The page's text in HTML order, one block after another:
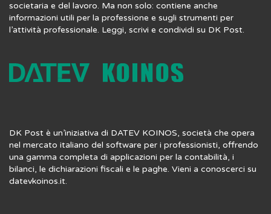
societaria e del lavoro. Ma non solo: contiene anche
informazioni utili per la professione e sugli strumenti per
l’attività professionale. Leggi, scrivi e condividi su DK Post.
DK Post è un’iniziativa di DATEV KOINOS, società che opera
nel mercato italiano del software per i professionisti, offrendo
una gamma completa di applicazioni per la contabilità, i
bilanci, le dichiarazioni fiscali e le paghe. Vieni a conoscerci su
datevkoinos.it.